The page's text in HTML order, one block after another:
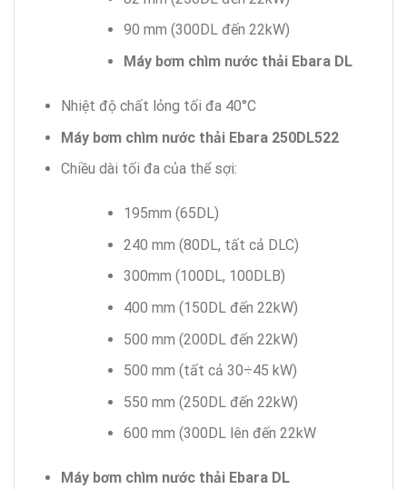
90 mm (300DL đến 22kW)
Máy bơm chìm nước thải Ebara DL
Nhiệt độ chất lỏng tối đa 40°C
Máy bơm chìm nước thải Ebara 250DL522
Chiều dài tối đa của thể sợi:
195mm (65DL)
240 mm (80DL, tất cả DLC)
300mm (100DL, 100DLB)
400 mm (150DL đến 22kW)
500 mm (200DL đến 22kW)
500 mm (tất cả 30÷45 kW)
550 mm (250DL đến 22kW)
600 mm (300DL lên đến 22kW
Máy bơm chìm nước thải Ebara DL